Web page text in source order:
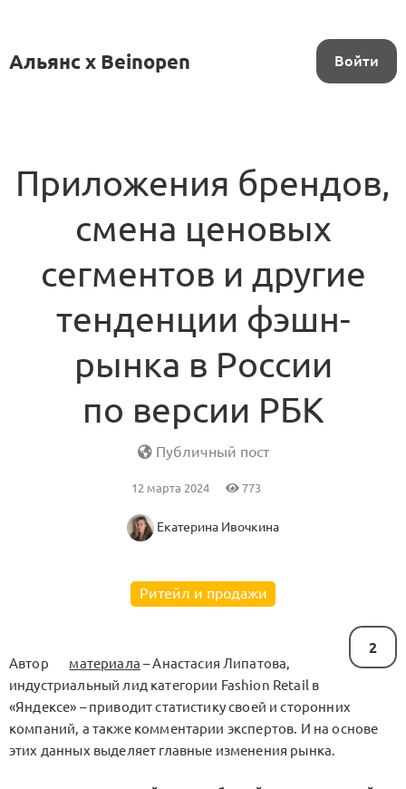
Альянс x Beinopen Войти
Приложения брендов,
смена ценовых
сегментов и другие
тенденции фэшн-
рынка в России
по версии РБК
Публичный пост
12 марта 2024 773
Екатерина Ивочкина
Ритейл и продажи
2
Автор материала – Анастасия Липатова,
индустриальный лид категории Fashion Retail в
«Яндексе» – приводит статистику своей и сторонних
компаний, а также комментарии экспертов. И на основе
этих данных выделяет главные изменения рынка.